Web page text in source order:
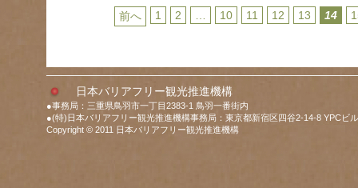
前へ 1 2 10 11 12 13 14
日本バリアフリー観光推進機構
●事務局：三重県鳥羽市一丁目2383-1 鳥羽一番街内
●(特)日本バリアフリー観光推進機構事務局：東京都新宿区四谷2-14-8 YPCビ
Copyright © 2011 日本バリアフリー観光推進機構